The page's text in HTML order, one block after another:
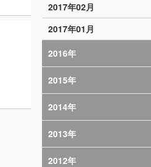
2017年02月
2017年01月
2016年
2015年
2014年
2013年
2012年